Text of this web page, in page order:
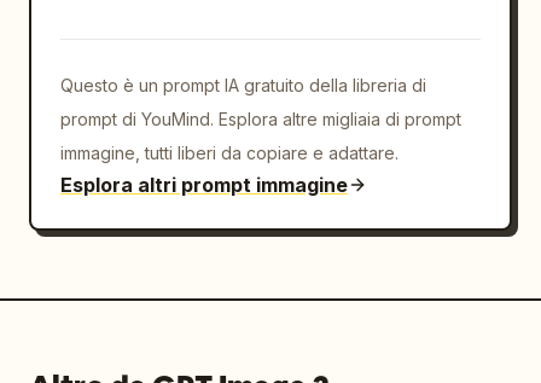
Questo è un prompt IA gratuito della libreria di
prompt di YouMind. Esplora altre migliaia di prompt
immagine, tutti liberi da copiare e adattare.
Esplora altri prompt immagine